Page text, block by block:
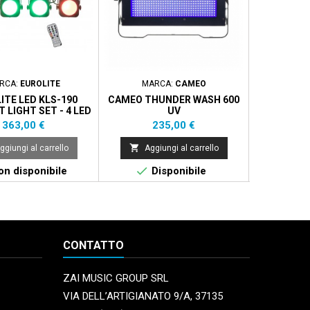
EUROLITE
LED KLS-190
LIGHT SET - 4 LED
- STROBO
Prezzo
363,00 €
al carrello
disponibile
MARCA: CAMEO
CAMEO THUNDER WASH 600
UV
Prezzo
235,00 €
 Aggiungi al carrello
 Disponibile
CONTATTO
ZAI MUSIC GROUP SRL
VIA DELL’ARTIGIANATO 9/A, 37135